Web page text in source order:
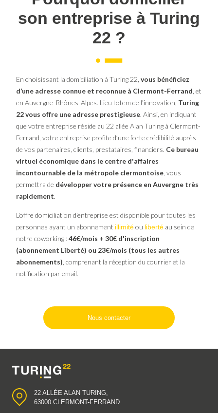
son entreprise à Turing
22 ?
En choisissant la domiciliation à Turing 22, vous bénéficiez
d’une adresse connue et reconnue à Clermont-Ferrand , et
en Auvergne-Rhônes-Alpes. Lieu totem de l’innovation, Turing
22 vous offre une adresse prestigieuse. Ainsi, en indiquant
que votre entreprise réside au 22 allée Alan Turing à Clermont-
Ferrand, votre entreprise profite d’une forte crédibilité auprès
de vos partenaires, clients, prestataires, financiers. Ce bureau
virtuel économique dans le centre d'affaires
incontournable de la métropole clermontoise , vous
permettra de développer votre présence en Auvergne très
rapidement.
L'offre domiciliation d'entreprise est disponible pour toutes les
personnes ayant un abonnement illimitéou liberté au sein de
notre coworking :46€/mois + 30€ d'inscription
(abonnement Liberté) ou 23€/mois (tous les autres
abonnements) , comprenant la réception du courrier et la
notification par email.
Nous contacter
22 ALLÉE ALAN TURING,
63000 CLERMONT-FERRAND